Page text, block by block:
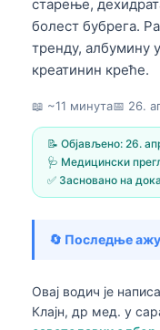
старење,
болест бубрега.
тренду, албумину
креатинин креће.
📖 ~11 минута📅 26.
📝 Објављено: 26.
🩺 Медицински
✅ Засновано на
🔄 Последње
Овај водич је
Клајн, др мед. у